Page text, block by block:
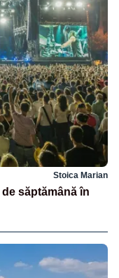
Stoica Marian
săptămână în